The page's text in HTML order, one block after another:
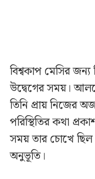
বিশ্বকাপ মেসির
উদ্বেগের সময়।
তিনি প্রায় নিজের
পরিস্থিতির কথা
সময় তার চোখে ছিল
অনুভূতি।